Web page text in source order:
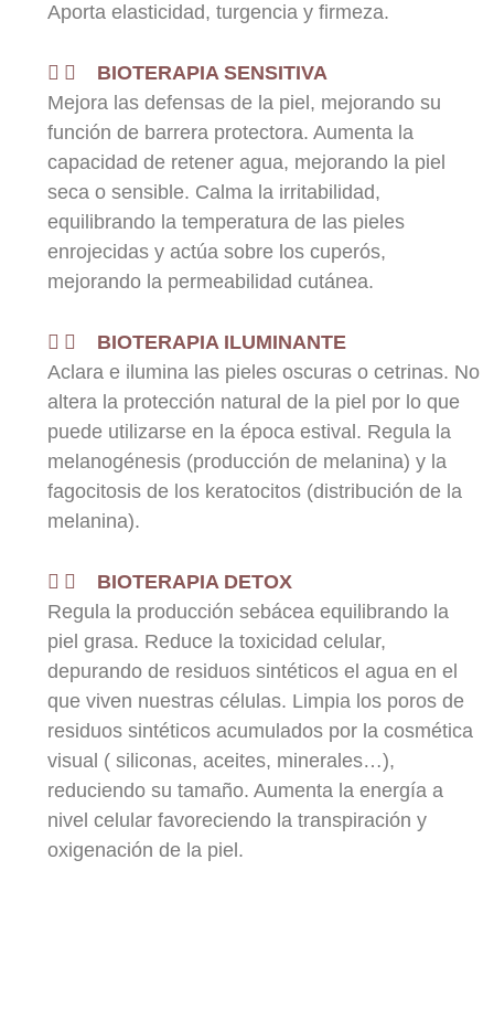
Aporta elasticidad, turgencia y firmeza.
BIOTERAPIA SENSITIVA
Mejora las defensas de la piel, mejorando su
función de barrera protectora. Aumenta la
capacidad de retener agua, mejorando la piel
seca o sensible. Calma la irritabilidad,
equilibrando la temperatura de las pieles
enrojecidas y actúa sobre los cuperós,
mejorando la permeabilidad cutánea.
BIOTERAPIA ILUMINANTE
Aclara e ilumina las pieles oscuras o cetrinas. No
altera la protección natural de la piel por lo que
puede utilizarse en la época estival. Regula la
melanogénesis (producción de melanina) y la
fagocitosis de los keratocitos (distribución de la
melanina).
BIOTERAPIA DETOX
Regula la producción sebácea equilibrando la
piel grasa. Reduce la toxicidad celular,
depurando de residuos sintéticos el agua en el
que viven nuestras células. Limpia los poros de
residuos sintéticos acumulados por la cosmética
visual ( siliconas, aceites, minerales…),
reduciendo su tamaño. Aumenta la energía a
nivel celular favoreciendo la transpiración y
oxigenación de la piel.